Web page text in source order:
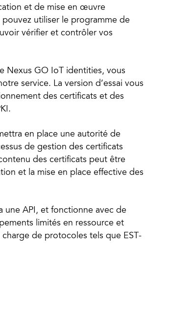
et de mise en œuvre
utiliser le programme de
vérifier et contrôler vos
Nexus GO IoT identities, vous
service. La version d’essai vous
des certificats et des
en place une autorité de
de gestion des certificats
des certificats peut être
et la mise en place effective des
une API, et fonctionne avec de
limités en ressource et
de protocoles tels que EST-